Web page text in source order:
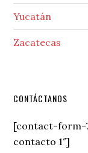
Yucatán
Zacatecas
Secondary
Sidebar
CONTÁCTANOS
[contact-form-
contacto 1″]